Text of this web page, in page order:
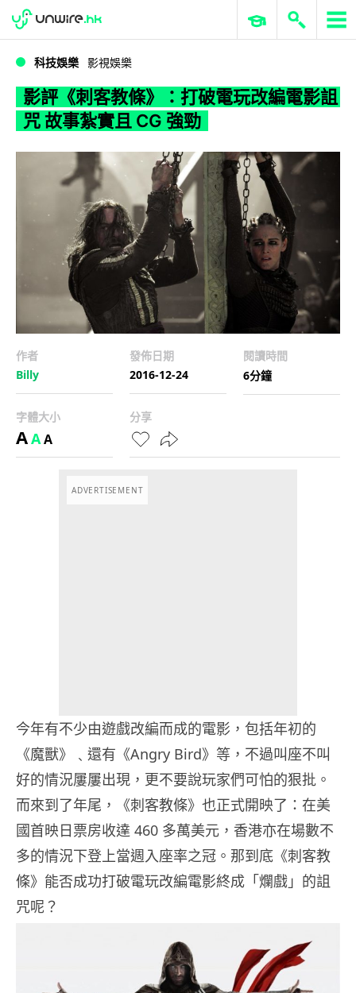
WWDC 2026 ERP 與商業 AI
科技娛樂 影視娛樂
影評《刺客教條》：打破電玩改編電影詛
咒 故事紮實且 CG 強勁
作者
Billy
發佈日期
2016-12-24
閱讀時間
6分鐘
字體大小
AAA
分享
ADVERTISEMENT
今年有不少由遊戲改編而成的電影，包括年初的
《魔獸》﹑還有《Angry Bird》等，不過叫座不叫
好的情況屢屢出現，更不要說玩家們可怕的狠批。
而來到了年尾，《刺客教條》也正式開映了：在美
國首映日票房收達 460 多萬美元，香港亦在場數不
多的情況下登上當週入座率之冠。那到底《刺客教
條》能否成功打破電玩改編電影終成「爛戲」的詛
咒呢？